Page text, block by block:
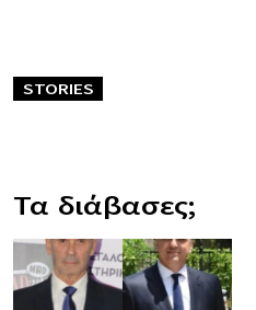
STORIES
Τα διάβασες;